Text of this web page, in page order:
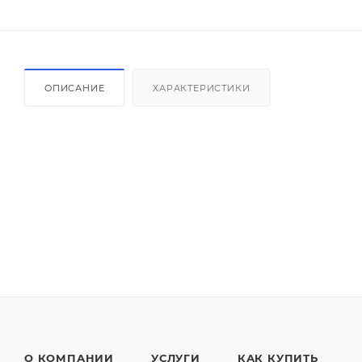
ОПИСАНИЕ ХАРАКТЕРИСТИКИ
О КОМПАНИИ УСЛУГИ КАК КУПИТЬ